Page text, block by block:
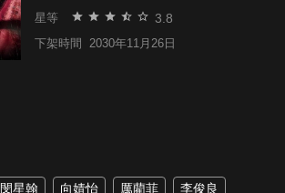
星等 3.8
下架時間 2030年11月26日
閔星翰 向婧怡 厲藺菲
李俊良